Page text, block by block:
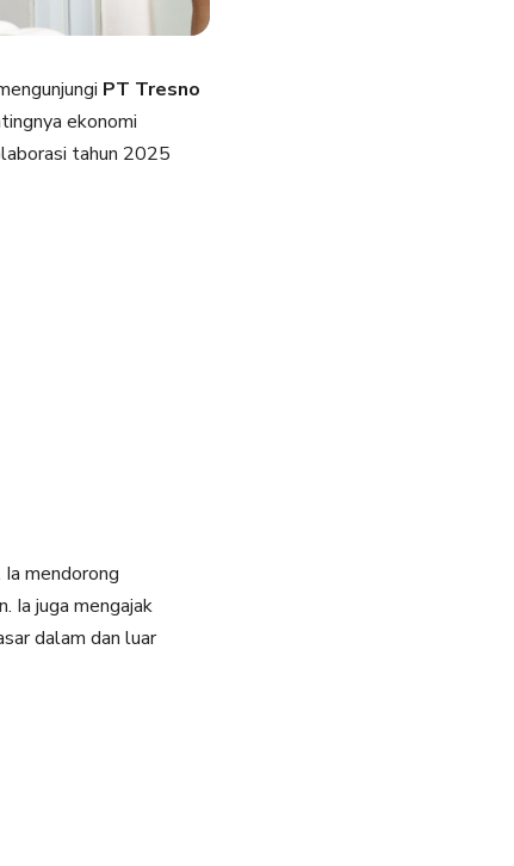
PT Tresno
ekonomi
tahun 2025
mendorong
Ia juga mengajak
dalam dan luar